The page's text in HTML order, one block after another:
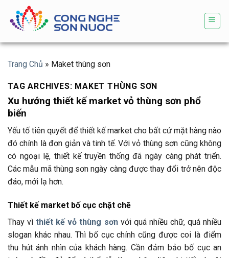
content
Trang Chủ » Maket thùng sơn
TAG ARCHIVES: MAKET THÙNG SƠN
Xu hướng thiết kế market vỏ thùng sơn phổ
biến
Yếu tố tiên quyết để thiết kế market cho bất cứ mặt hàng nào
đó chính là đơn giản và tinh tế. Với vỏ thùng sơn cũng không
có ngoại lệ, thiết kế truyền thống đã ngày càng phát triển.
Các mẫu mã thùng sơn ngày càng được thay đổi trở nên độc
đáo, mới lạ hơn.
Thiết kế market bố cục chặt chẽ
Thay vìthiết kế vỏ thùng sơnvới quá nhiều chữ, quá nhiều
slogan khác nhau. Thì bố cục chính cũng được coi là điểm
thu hút ánh nhìn của khách hàng. Cần đảm bảo bố cục an